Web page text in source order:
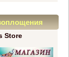
Store